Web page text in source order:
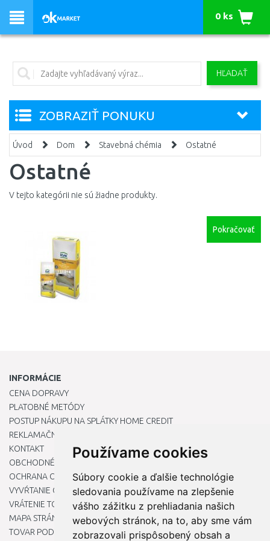
Používame cookies
Súbory cookie a ďalšie technológie
sledovania používame na zlepšenie
vášho zážitku z prehliadania našich
webových stránok, na to, aby sme vám
zobrazovali prispôsobený obsah a
HĽADAŤ
0 ks
ZOBRAZIŤ PONUKU
Úvod Dom Stavebná chémia Ostatné
Ostatné
V tejto kategórii nie sú žiadne produkty.
Pokračovať
INFORMÁCIE
CENA DOPRAVY
PLATOBNÉ METÓDY
POSTUP NÁKUPU NA SPLÁTKY HOME CREDIT
REKLAMAČNÝ PORIADOK
KONTAKT
OBCHODNÉ PODMIENKY
OCHRANA OSOBNÝCH ÚDAJOV
VYVŔTANIE OTVORU DO DREZU PRE KUCHYNSKÚ BATÉRIU
VRÁTENIE TOVARU / REKLAMÁCIE
MAPA STRÁNOK
TOVAR PODĽA ZNAČIEK